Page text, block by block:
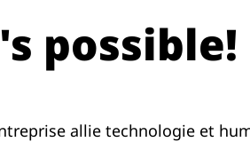
possible!
allie technologie et